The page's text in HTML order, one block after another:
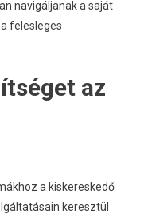
navigáljanak a saját
felesleges
az
a kiskereskedő
keresztül